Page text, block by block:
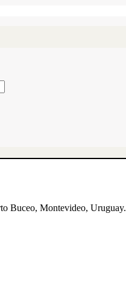
Buceo, Montevideo, Uruguay.